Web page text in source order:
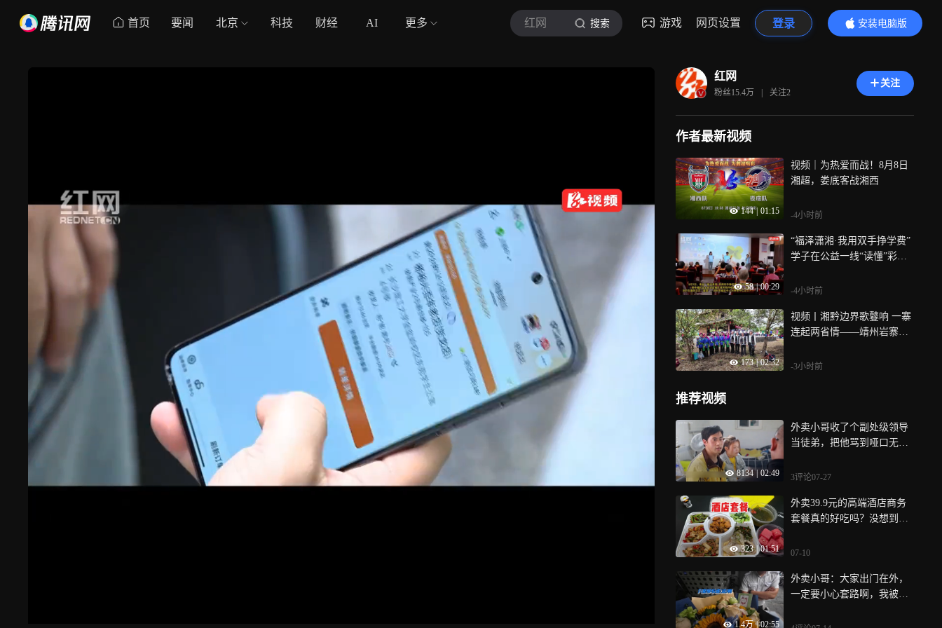
首页 要闻 北京 科技 财经 AI 更多 红网 搜索 游戏 网页设置 登录
安装电脑版
内容更精彩
红网
粉丝15.4万 | 关注2
关注
作者最新视频
144 | 01:15
视频｜为热爱而战！8月8日
湘超，娄底客战湘西
-4小时前
58 | 00:29
“福泽潇湘·我用双手挣学费”
学子在公益一线“读懂”彩票
-4小时前
173 | 02:32
视频丨湘黔边界歌鼟响 一寨
连起两省情——靖州岩寨村
-3小时前
推荐视频
8134 02:49
外卖小哥收了个副处级领导
当徒弟，把他骂到哑口无
3评论07-27
323 01:51
外卖39.9元的高端酒店商务
套餐真的好吃吗？没想到这
07-10
1.4万 | 02:55
外卖小哥：大家出门在外，
一定要小心套路啊，我被骗